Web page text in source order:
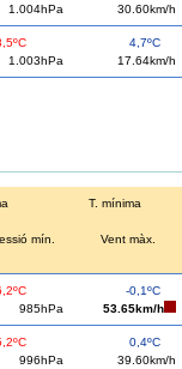
1.004hPa 30.60km/h
4,7ºC
1.003hPa 17.64km/h
T. mínima
mín. Vent màx.
-0,1ºC
985hPa 53.65km/h
0,4ºC
996hPa 39.60km/h